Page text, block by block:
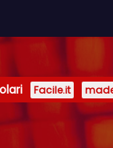
Facile.it